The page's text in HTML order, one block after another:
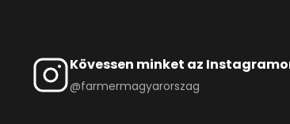
Kövessen minket az
@farmermagyarorszag